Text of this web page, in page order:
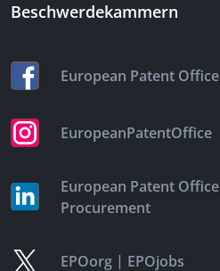
Beschwerdekammern
European Patent Office
EuropeanPatentOffice
European Patent Office
Procurement
EPOorg | EPOjobs